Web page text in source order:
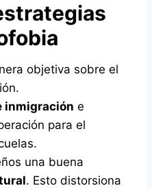
objetiva sobre el
inmigración e
para el
una buena
. Esto distorsiona